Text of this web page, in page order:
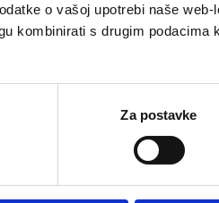
o vašoj upotrebi naše
kombinirati s drugim
Za postavke
krunica , važno je prakticirati
mrlje